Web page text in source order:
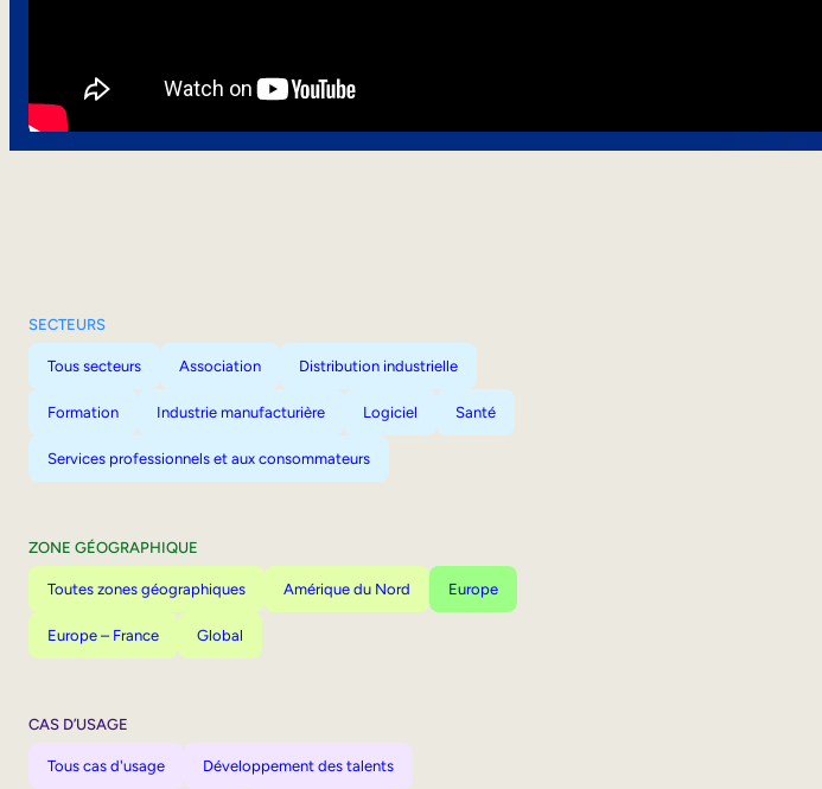
SECTEURS
Tous secteurs Association Distribution industrielle
Formation Industrie manufacturière Logiciel Santé
Services professionnels et aux consommateurs
ZONE GÉOGRAPHIQUE
Toutes zones géographiques Amérique du Nord Europe
Europe – France Global
CAS D’USAGE
Tous cas d'usage Développement des talents